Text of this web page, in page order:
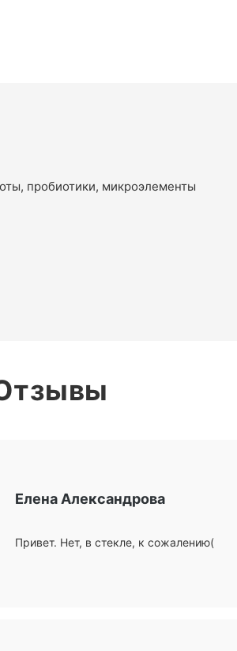
пробиотики, микроэлементы
Елена Александрова
Привет. Нет, в стекле, к сожалению(